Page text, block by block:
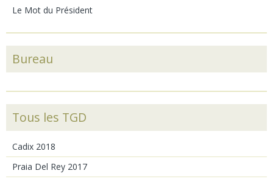
Le Mot du Président
Bureau
Tous les TGD
Cadix 2018
Praia Del Rey 2017